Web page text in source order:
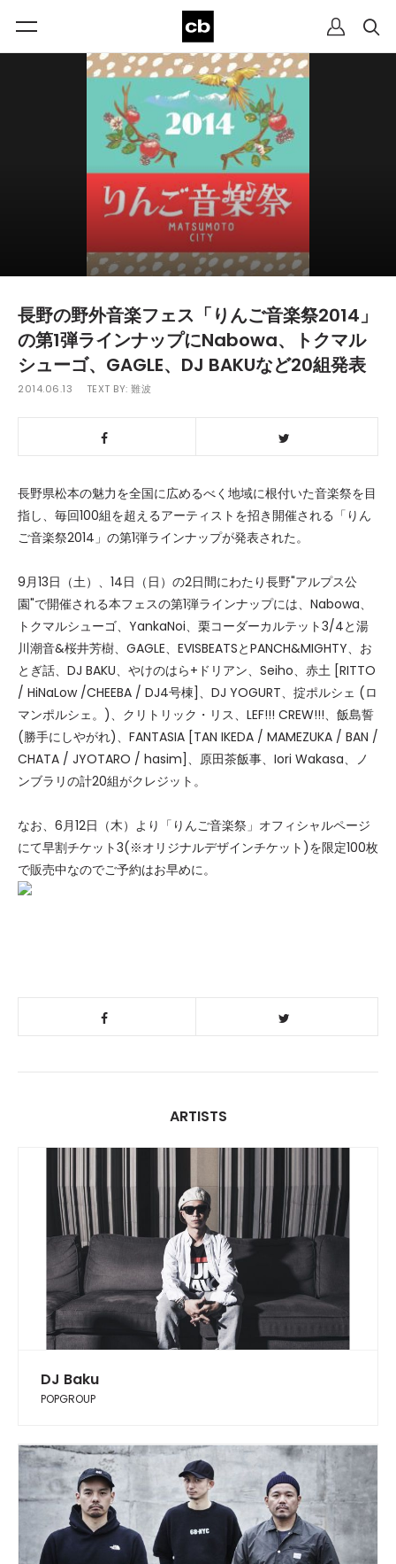
長野の野外音楽フェス「りんご音楽祭2014」
の第1弾ラインナップにNabowa、トクマル
シューゴ、GAGLE、DJ BAKUなど20組発表
2014.06.13 TEXT BY:難波
長野県松本の魅力を全国に広めるべく地域に根付いた音楽祭を目
指し、毎回100組を超えるアーティストを招き開催される「りん
ご音楽祭2014」の第1弾ラインナップが発表された。
9月13日（土）、14日（日）の2日間にわたり長野"アルプス公
園"で開催される本フェスの第1弾ラインナップには、Nabowa、
トクマルシューゴ、YankaNoi、栗コーダーカルテット3/4と湯
川潮音&桜井芳樹、GAGLE、EVISBEATSとPANCH&MIGHTY、お
とぎ話、DJ BAKU、やけのはら+ドリアン、Seiho、赤土 [RITTO
/ HiNaLow /CHEEBA / DJ4号棟]、DJ YOGURT、掟ポルシェ (ロ
マンポルシェ。)、クリトリック・リス、LEF!!! CREW!!!、飯島誓
(勝手にしやがれ)、FANTASIA [TAN IKEDA / MAMEZUKA / BAN /
CHATA / JYOTARO / hasim]、原田茶飯事、Iori Wakasa、ノ
ンブラリの計20組がクレジット。
なお、6月12日（木）より「りんご音楽祭」オフィシャルページ
にて早割チケット3(※オリジナルデザインチケット)を限定100枚
で販売中なのでご予約はお早めに。
ARTISTS
DJ Baku
POPGROUP